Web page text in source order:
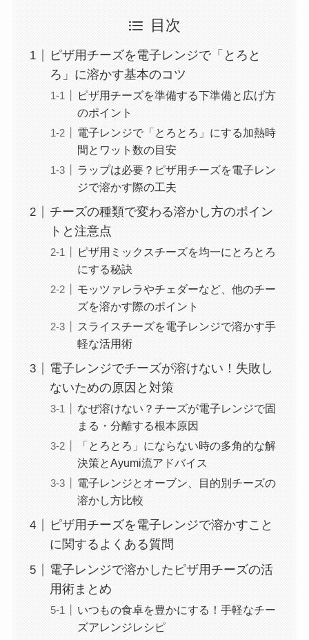
目次
ピザ用チーズを電子レンジで「とろと
ろ」に溶かす基本のコツ
ピザ用チーズを準備する下準備と広げ方
のポイント
電子レンジで「とろとろ」にする加熱時
間とワット数の目安
ラップは必要？ピザ用チーズを電子レン
ジで溶かす際の工夫
チーズの種類で変わる溶かし方のポイン
トと注意点
ピザ用ミックスチーズを均一にとろとろ
にする秘訣
モッツァレラやチェダーなど、他のチー
ズを溶かす際のポイント
スライスチーズを電子レンジで溶かす手
軽な活用術
電子レンジでチーズが溶けない！失敗し
ないための原因と対策
なぜ溶けない？チーズが電子レンジで固
まる・分離する根本原因
「とろとろ」にならない時の多角的な解
決策とAyumi流アドバイス
電子レンジとオーブン、目的別チーズの
溶かし方比較
ピザ用チーズを電子レンジで溶かすこと
に関するよくある質問
電子レンジで溶かしたピザ用チーズの活
用術まとめ
いつもの食卓を豊かにする！手軽なチー
ズアレンジレシピ